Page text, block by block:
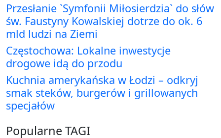
Przesłanie `Symfonii Miłosierdzia` do słów
św. Faustyny Kowalskiej dotrze do ok. 6
mld ludzi na Ziemi
Częstochowa: Lokalne inwestycje
drogowe idą do przodu
Kuchnia amerykańska w Łodzi – odkryj
smak steków, burgerów i grillowanych
specjałów
Popularne TAGI